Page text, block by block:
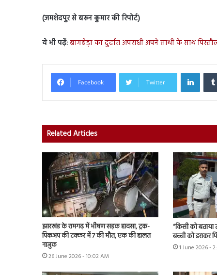
(जमशेदपुर से बरून कुमार की रिपोर्ट)
ये भी पढ़ें:बागबेड़ा का दुर्दात अपराधी अपने साथी के साथ
Facebook Twitter
Related Articles
झारखंड के रामगढ़ में भीषण सड़क हादसा, ट्रक-
पिकअप की टक्कर में 7 की मौत, एक की हालत
नाजुक
26 June 2026 - 10:02 AM
“किसी को बताया
बच्ची को डराकर
1 June 2026 -